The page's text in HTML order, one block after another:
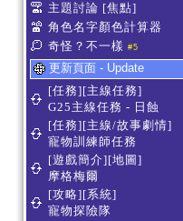
主題討論 [焦點]
角色名字顏色計算器
奇怪？不一樣 #5
更新頁面 - Update
[任務][主線任務]
G25主線任務 - 日蝕
[任務][主線/故事劇情]
寵物訓練師任務
[遊戲簡介][地圖]
摩格梅爾
[攻略][系統]
寵物探險隊